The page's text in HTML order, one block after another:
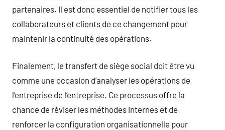
partenaires. Il est donc essentiel de notifier tous les
collaborateurs et clients de ce changement pour
maintenir la continuité des opérations.
Finalement, le transfert de siège social doit être vu
comme une occasion d’analyser les opérations de
l’entreprise de l’entreprise. Ce processus offre la
chance de réviser les méthodes internes et de
renforcer la configuration organisationnelle pour